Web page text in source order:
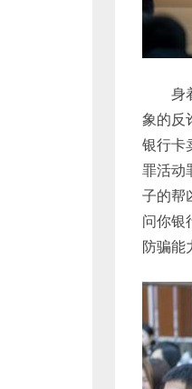
身
象的反
银行卡
罪活动
子的帮
问你银
防骗能